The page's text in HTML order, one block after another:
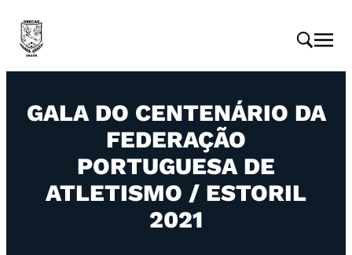
GALA DO CENTENÁRIO DA
FEDERAÇÃO
PORTUGUESA DE
ATLETISMO / ESTORIL
2021